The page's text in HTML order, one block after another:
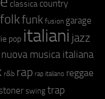
classica country
folkfunk fusion garage
pop italiani jazz
nuova musica italiana
r&b rap rap italiano reggae
swing trap